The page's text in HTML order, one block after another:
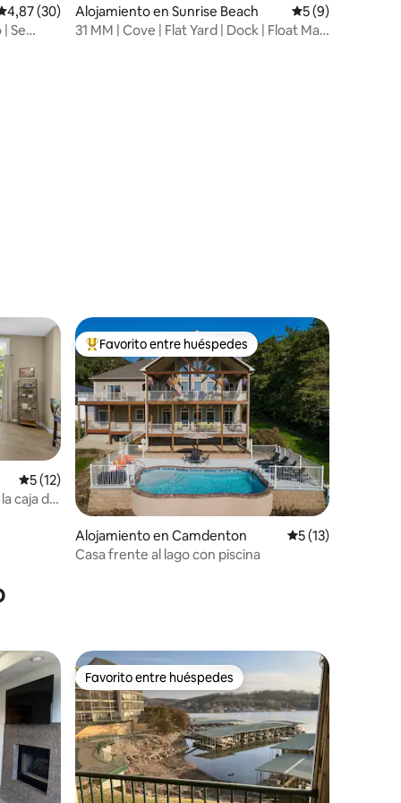
promedio: 4,87 de 5. 30 evaluaciones
4,87 (30)
Se
Alojamiento en Sunrise Beach Calificación
5 (9)
31 MM | Cove | Flat Yard | Dock | Float Mat
Calificación promedio: 5 de 5. 12 evaluaciones
5 (12)
caja de
Favorito entre los huéspedes más destacados
Favorito entre huéspedes
Alojamiento en Camdenton Calificación
5 (13)
Casa frente al lago con piscina
destacadosFavorito entre huéspedes
Favorito entre huéspedes